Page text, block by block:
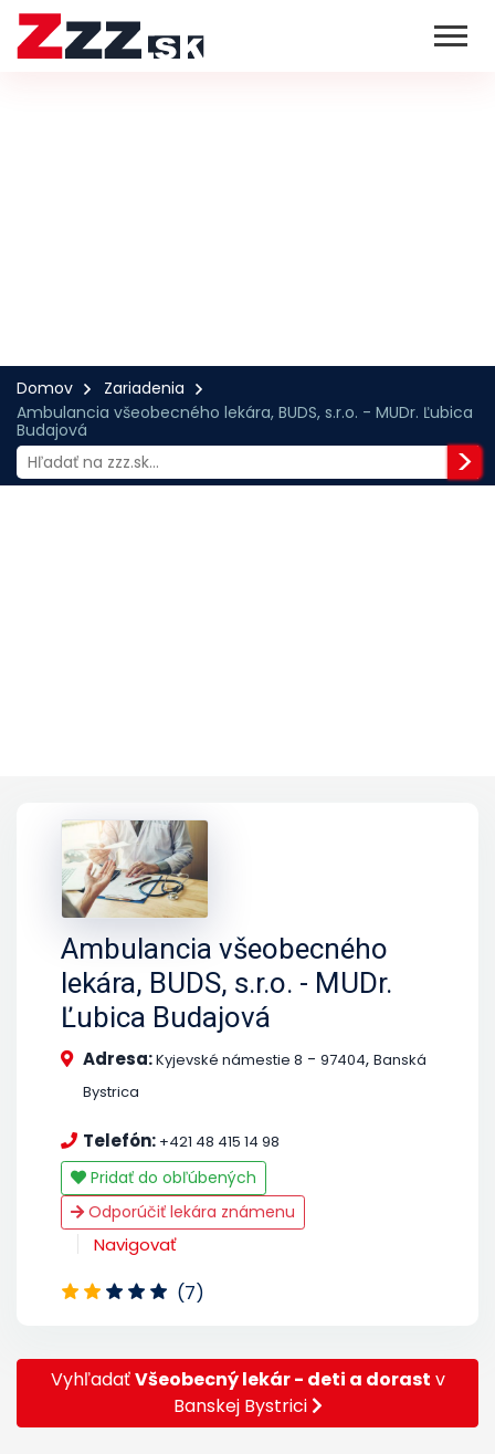
Domov
Zariadenia
Ambulancia všeobecného lekára, BUDS, s.r.o. - MUDr. Ľubica
Budajová
Ambulancia všeobecného
lekára, BUDS, s.r.o. - MUDr.
Ľubica Budajová
Adresa:Kyjevské námestie 8 - 97404, Banská
Bystrica
Telefón: +421 48 415 14 98
Pridať do obľúbených
Odporúčiť lekára známenu
Navigovať
(7)
VyhľadaťVšeobecný lekár - deti a dorast v
Banskej Bystrici